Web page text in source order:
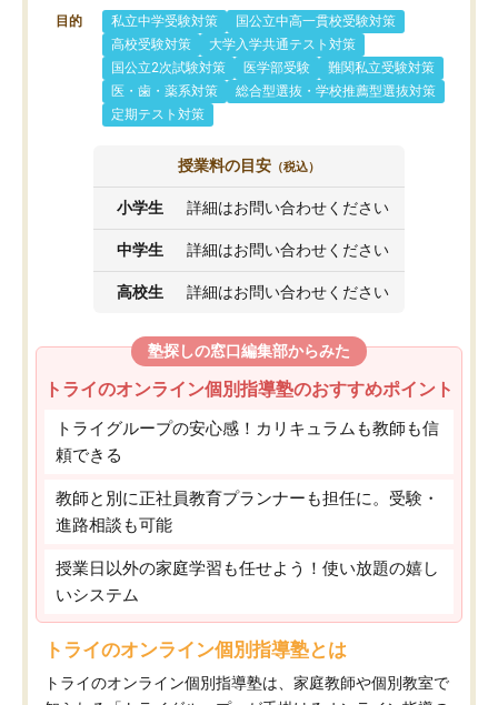
目的 私立中学受験対策
国公立中高一貫校受験対策
高校受験対策
大学入学共通テスト対策
国公立2次試験対策
医学部受験
難関私立受験対策
医・歯・薬系対策
総合型選抜・学校推薦型選抜対策
定期テスト対策
授業料の目安 （税込）
小学生 詳細はお問い合わせください
中学生 詳細はお問い合わせください
高校生 詳細はお問い合わせください
塾探しの窓口編集部からみた
トライのオンライン個別指導塾のおすすめポイント
トライグループの安心感！カリキュラムも教師も信
頼できる
教師と別に正社員教育プランナーも担任に。受験・
進路相談も可能
授業日以外の家庭学習も任せよう！使い放題の嬉し
いシステム
トライのオンライン個別指導塾とは
トライのオンライン個別指導塾は、家庭教師や個別教室で